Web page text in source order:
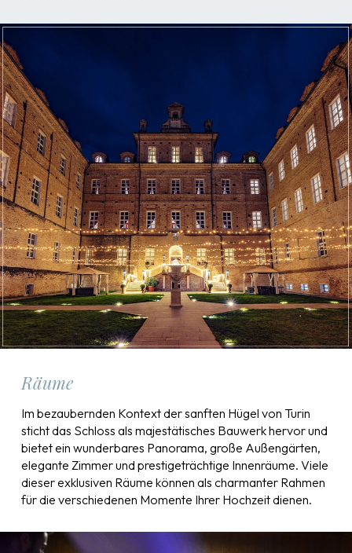
Räume
Im bezaubernden Kontext der sanften Hügel von Turin
sticht das Schloss als majestätisches Bauwerk hervor und
bietet ein wunderbares Panorama, große Außengärten,
elegante Zimmer und prestigeträchtige Innenräume. Viele
dieser exklusiven Räume können als charmanter Rahmen
für die verschiedenen Momente Ihrer Hochzeit dienen.